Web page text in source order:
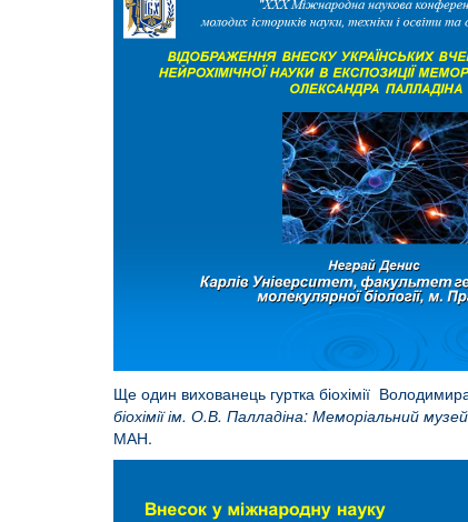
Ще один вихованець гуртка біохімії
біохімії ім. О.В. Палладіна: Меморіальний
МАН.